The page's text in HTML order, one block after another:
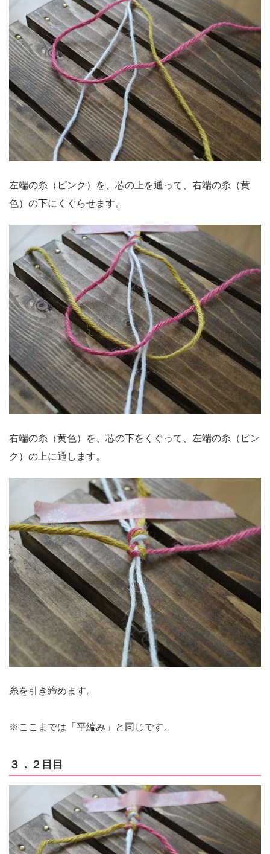
左端の糸（ピンク）を、芯の上を通って、右端の糸（黄
色）の下にくぐらせます。
右端の糸（黄色）を、芯の下をくぐって、左端の糸（ピン
ク）の上に通します。
糸を引き締めます。
※ここまでは「平編み」と同じです。
３．２目目